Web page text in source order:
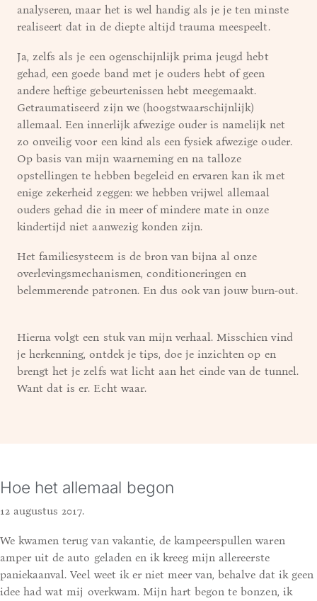
analyseren, maar het is wel handig als je je ten minste
realiseert dat in de diepte altijd trauma meespeelt.
Ja, zelfs als je een ogenschijnlijk prima jeugd hebt
gehad, een goede band met je ouders hebt of geen
andere heftige gebeurtenissen hebt meegemaakt.
Getraumatiseerd zijn we (hoogstwaarschijnlijk)
allemaal. Een innerlijk afwezige ouder is namelijk net
zo onveilig voor een kind als een fysiek afwezige ouder.
Op basis van mijn waarneming en na talloze
opstellingen te hebben begeleid en ervaren kan ik met
enige zekerheid zeggen: we hebben vrijwel allemaal
ouders gehad die in meer of mindere mate in onze
kindertijd niet aanwezig konden zijn.
Het familiesysteem is de bron van bijna al onze
overlevingsmechanismen, conditioneringen en
belemmerende patronen. En dus ook van jouw burn-out.
Hierna volgt een stuk van mijn verhaal. Misschien vind
je herkenning, ontdek je tips, doe je inzichten op en
brengt het je zelfs wat licht aan het einde van de tunnel.
Want dat is er. Echt waar.
Hoe het allemaal begon
12 augustus 2017.
We kwamen terug van vakantie, de kampeerspullen waren
amper uit de auto geladen en ik kreeg mijn allereerste
paniekaanval. Veel weet ik er niet meer van, behalve dat ik geen
idee had wat mij overkwam. Mijn hart begon te bonzen, ik